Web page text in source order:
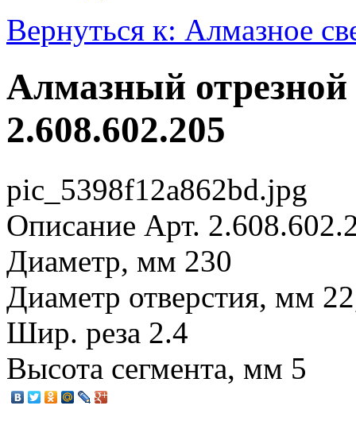
Вернуться к: Алмазное
Алмазный отрезной
2.608.602.205
pic_5398f12a862bd.jpg
Описание Арт.
Диаметр, мм 230
Диаметр отверстия, мм
Шир. реза 2.4
Высота сегмента, мм 5